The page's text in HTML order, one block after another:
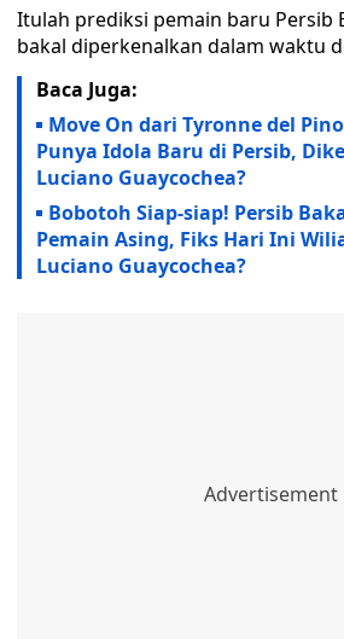
Itulah prediksi pemain baru Persib
bakal diperkenalkan dalam waktu
Baca Juga:
Move On dari Tyronne del
Punya Idola Baru di Persib,
Luciano Guaycochea?
Bobotoh Siap-siap! Persib
Pemain Asing, Fiks Hari Ini
Luciano Guaycochea?